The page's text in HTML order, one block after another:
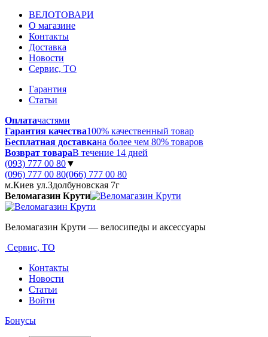
ВЕЛОТОВАРИ
О магазине
Контакты
Доставка
Новости
Сервис, ТО
Гарантия
Статьи
Оплатачастями
Гарантия качества100% качественный товар
Бесплатная доставкана более чем 80% товаров
Возврат товараВ течение 14 дней
(093) 777 00 80▼
(096) 777 00 80(066) 777 00 80
м.Киев ул.Здолбуновская 7г
Веломагазин Крути
Веломагазин Крути — велосипеды и аксессуары
Сервис, ТО
Контакты
Новости
Статьи
Войти
Бонусы